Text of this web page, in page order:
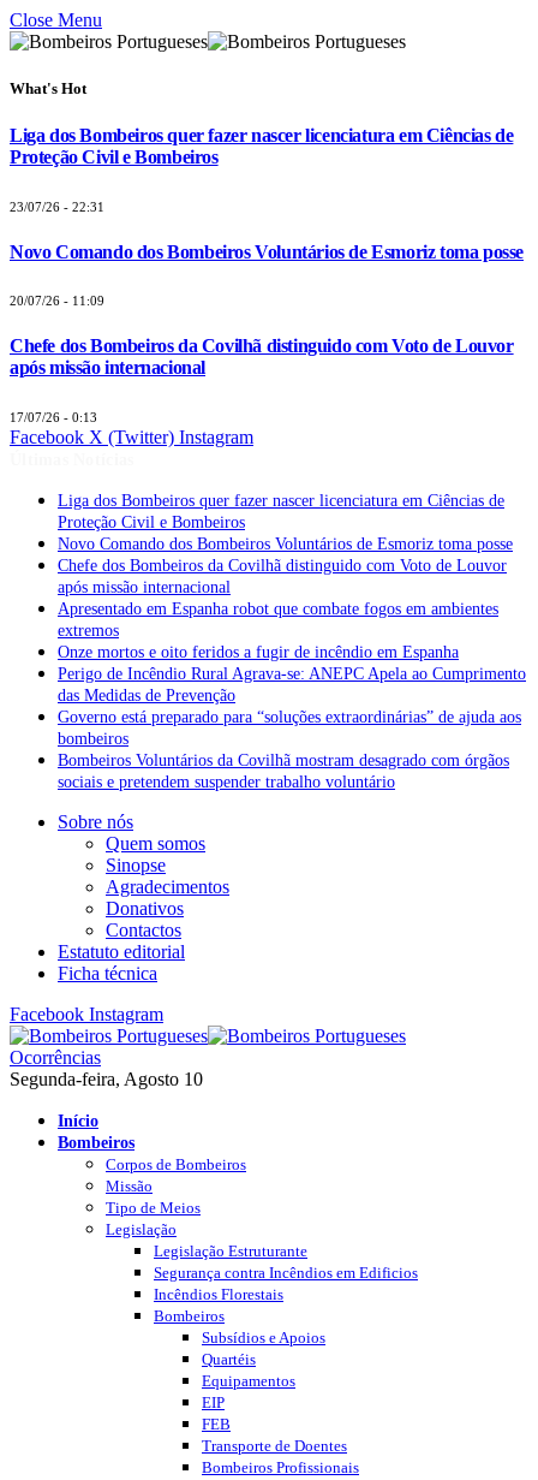
Close Menu
What's Hot
Liga dos Bombeiros quer fazer nascer licenciatura em Ciências de
Proteção Civil e Bombeiros
23/07/26 - 22:31
Novo Comando dos Bombeiros Voluntários de Esmoriz toma posse
20/07/26 - 11:09
Chefe dos Bombeiros da Covilhã distinguido com Voto de Louvor
após missão internacional
17/07/26 - 0:13
Facebook X (Twitter) Instagram
Liga dos Bombeiros quer fazer nascer licenciatura em Ciências de
Proteção Civil e Bombeiros
Novo Comando dos Bombeiros Voluntários de Esmoriz toma posse
Chefe dos Bombeiros da Covilhã distinguido com Voto de Louvor
após missão internacional
Apresentado em Espanha robot que combate fogos em ambientes
extremos
Onze mortos e oito feridos a fugir de incêndio em Espanha
Perigo de Incêndio Rural Agrava-se: ANEPC Apela ao Cumprimento
das Medidas de Prevenção
Governo está preparado para “soluções extraordinárias” de ajuda aos
bombeiros
Bombeiros Voluntários da Covilhã mostram desagrado com órgãos
sociais e pretendem suspender trabalho voluntário
Sobre nós
Quem somos
Sinopse
Agradecimentos
Donativos
Contactos
Estatuto editorial
Ficha técnica
Facebook Instagram
Ocorrências
Segunda-feira, Agosto 10
Início
Bombeiros
Corpos de Bombeiros
Missão
Tipo de Meios
Legislação
Legislação Estruturante
Segurança contra Incêndios em Edificios
Incêndios Florestais
Bombeiros
Subsídios e Apoios
Quartéis
Equipamentos
EIP
FEB
Transporte de Doentes
Bombeiros Profissionais